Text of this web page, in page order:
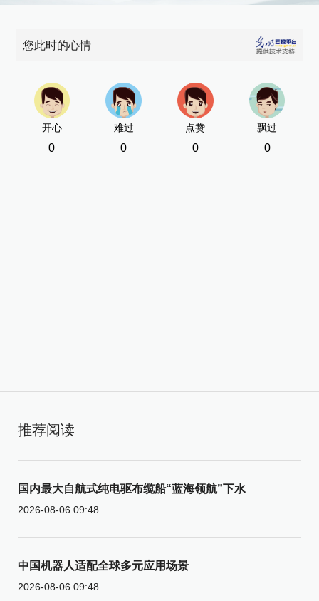
您此时的心情
开心
0
难过
0
点赞
0
飘过
0
推荐阅读
国内最大自航式纯电驱布缆船“蓝海领航”下水
2026-08-06 09:48
中国机器人适配全球多元应用场景
2026-08-06 09:48